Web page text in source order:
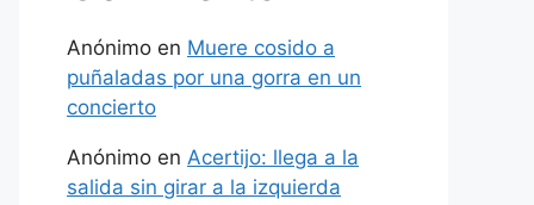
Anónimo en Muere cosido a
puñaladas por una gorra en un
concierto
Anónimo en Acertijo: llega a la
salida sin girar a la izquierda